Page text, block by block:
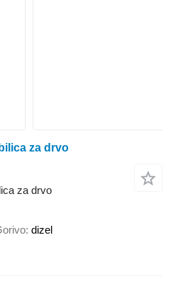
za drvo
za drvo
dizel